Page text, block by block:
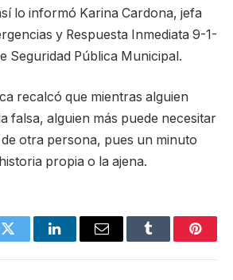
lo informó Karina Cardona, jefa
y Respuesta Inmediata 9-1-
Seguridad Pública Municipal.
recalcó que mientras alguien
falsa, alguien más puede necesitar
otra persona, pues un minuto
propia o la ajena.
Twitter LinkedInEmail Tumblr